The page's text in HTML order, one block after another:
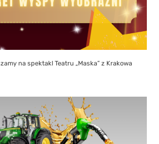
na spektakl Teatru „Maska” z Krakowa